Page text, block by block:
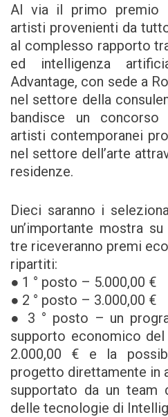
Al via il primo premio
artisti provenienti da
al complesso rapporto
ed intelligenza
Advantage, con sede a
nel settore della
bandisce un
artisti contemporanei
nel settore dell’arte
residenze.
Dieci saranno i
un’importante mostra
tre riceveranno premi
ripartiti:
● 1 ° posto – 5.000,00 €
● 2 ° posto – 3.000,00 €
● 3 ° posto – un
supporto economico
2.000,00 € e la
progetto direttamente in
supportato da un team
delle tecnologie di